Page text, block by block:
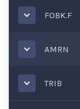
FOBK.F
AMRN
TRIB